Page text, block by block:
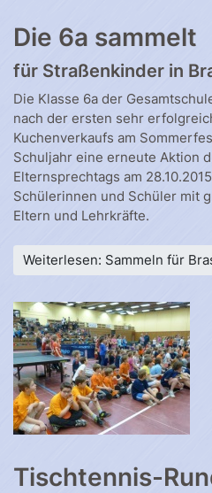
Die 6a sammelt
für Straßenkinder in
Die Klasse 6a der
nach der ersten sehr
Kuchenverkaufs am
Schuljahr eine erneute Aktion
Elternsprechtags am
Schülerinnen und Schüler mit
Eltern und Lehrkräfte.
Weiterlesen: Sammeln für
Tischtennis-